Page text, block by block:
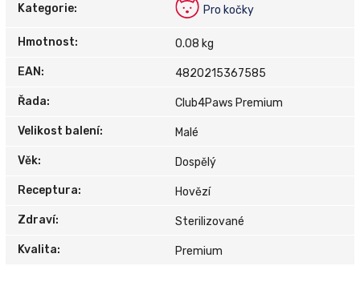
Kategorie: Pro kočky
Hmotnost: 0.08 kg
EAN : 4820215367585
Řada: Club4Paws Premium
Velikost balení: Malé
Věk: Dospělý
Receptura: Hovězí
Zdraví: Sterilizované
Kvalita: Premium